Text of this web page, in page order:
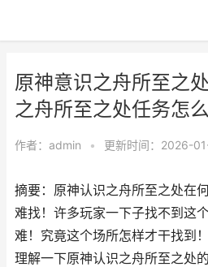
原神意识之舟所至之
之舟所至之处任务怎
作者： admin • 更新时间：2026-
摘要：原神认识之舟所至之处在
难找！许多玩家一下子找不到这
难！究竟这个场所怎样才干找到
理解一下原神认识之舟所至之处